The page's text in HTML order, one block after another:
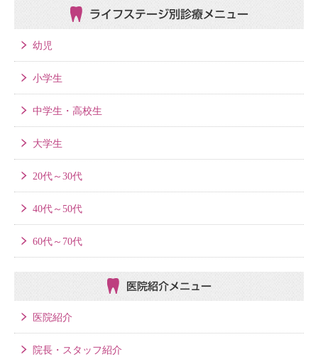
ライフステージ別 診療メニュー
幼児
小学生
中学生・高校生
大学生
20代～30代
40代～50代
60代～70代
医院紹介メニュー
医院紹介
院長・スタッフ紹介